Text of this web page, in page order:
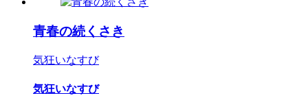
青春の続くさき
気狂いなすび
気狂いなすび